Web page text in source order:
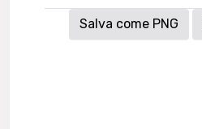
Salva come PNG